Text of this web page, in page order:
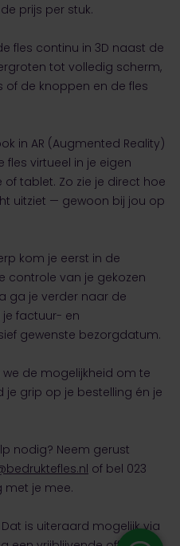
prijs per stuk.
fles continu in 3D naast de
tot volledig scherm,
de knoppen en de fles
in AR (Augmented Reality)
fles virtueel in je eigen
tablet. Zo zie je direct hoe
uitziet — gewoon bij jou op
kom je eerst in de
controle van je gekozen
ga je verder naar de
factuur- en
gewenste bezorgdatum.
de mogelijkheid om te
je grip op je bestelling én je
nodig? Neem gerust
of bel 023
met je mee.
is uiteraard mogelijk via